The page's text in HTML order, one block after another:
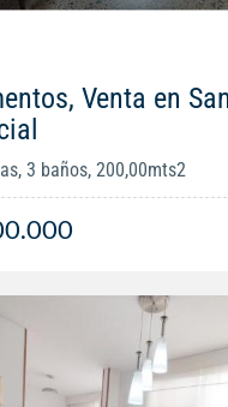
Venta en
3 baños, 200,00mts2